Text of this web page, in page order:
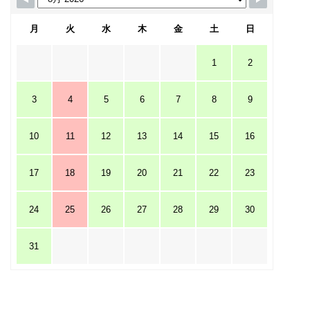
月 火 水 木 金 土 日
1 2
3 4 5 6 7 8 9
10 11 12 13 14 15 16
17 18 19 20 21 22 23
24 25 26 27 28 29 30
31